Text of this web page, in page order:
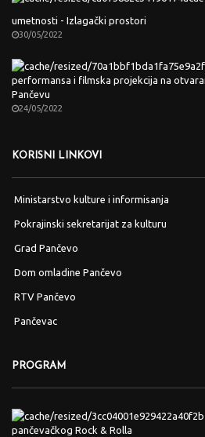
umetnosti - Izlagački prostori
30/05/2022
performansa i filmska projekcija na
Pančevu
24/05/2022
KORISNI LINKOVI
Ministarstvo kulture i informisanja
Pokrajinski sekretarijat za kulturu
Grad Pančevo
Dom omladine Pančevo
RTV Pančevo
Pančevac
PROGRAM
pančevačkog Rock & Rolla